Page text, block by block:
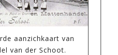
aanzichkaart van
van der Schoot.